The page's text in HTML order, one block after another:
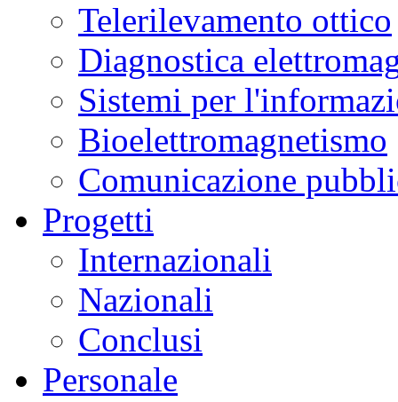
Telerilevamento ottico
Diagnostica
Sistemi per
Bioelettromagnetismo
Comunicazione
Progetti
Internazionali
Nazionali
Conclusi
Personale